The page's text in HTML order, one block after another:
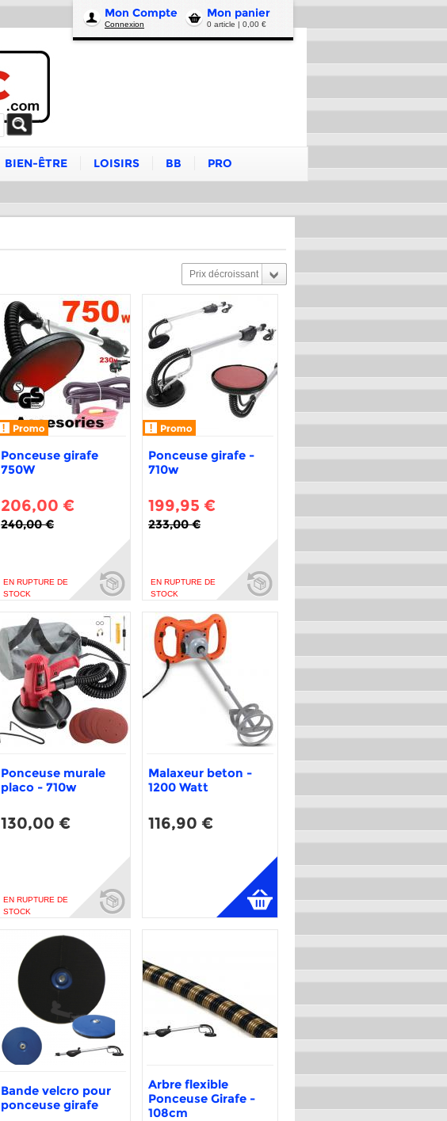
Mon panier
0 article | 0,00 €
Mon Compte
Connexion
BIEN-ÊTRE LOISIRS BB PRO
Prix décroissant
Ponceuse girafe
750W
EN RUPTURE DE
STOCK
206,00 €
240,00 €
Ponceuse girafe -
710w
EN RUPTURE DE
STOCK
199,95 €
233,00 €
Ponceuse murale
placo - 710w
EN RUPTURE DE
STOCK
130,00 €
Malaxeur beton -
1200 Watt
116,90 €
Bande velcro pour
ponceuse girafe
Arbre flexible
Ponceuse Girafe -
108cm